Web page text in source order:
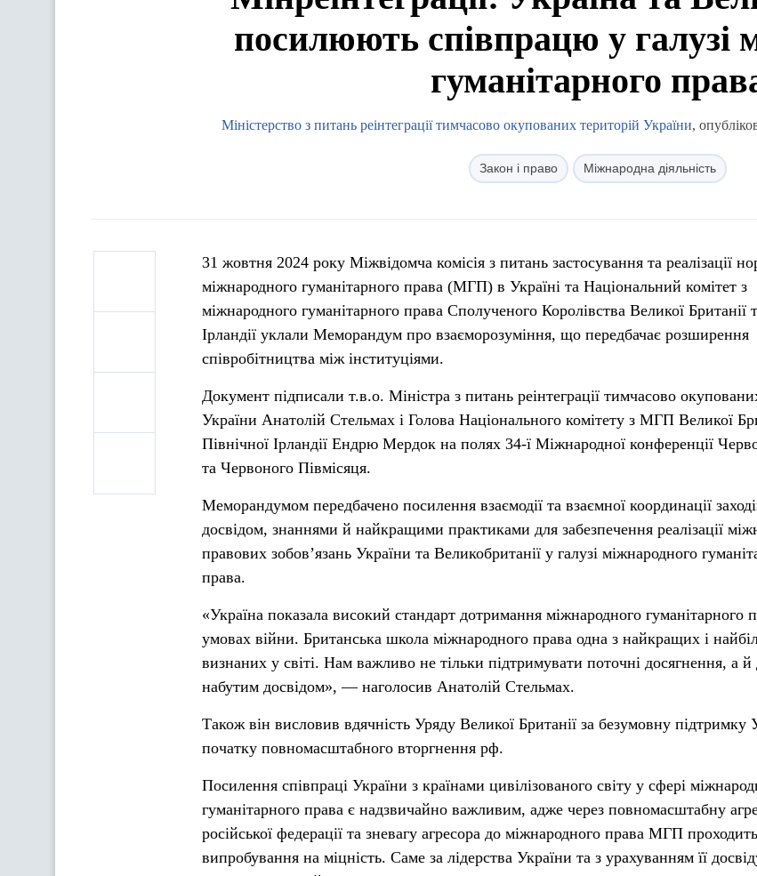
посилюють співпрацю у галузі
гуманітарного
Міністерство з питань реінтеграції тимчасово окупованих територій України,
Закон і право Міжнародна діяльність
31 жовтня 2024 року Міжвідомча комісія з питань застосування та реалізації
міжнародного гуманітарного права (МГП) в Україні та Національний комітет з
міжнародного гуманітарного права Сполученого Королівства Великої Британії
Ірландії уклали Меморандум про взаєморозуміння, що передбачає розширення
співробітництва між інституціями.
Документ підписали т.в.о. Міністра з питань реінтеграції тимчасово
України Анатолій Стельмах і Голова Національного комітету з МГП Великої
Північної Ірландії Ендрю Мердок на полях 34-ї Міжнародної конференції
та Червоного Півмісяця.
Меморандумом передбачено посилення взаємодії та взаємної координації
досвідом, знаннями й найкращими практиками для забезпечення реалізації
правових зобов’язань України та Великобританії у галузі міжнародного
права.
«Україна показала високий стандарт дотримання міжнародного гуманітарного
умовах війни. Британська школа міжнародного права одна з найкращих і
визнаних у світі. Нам важливо не тільки підтримувати поточні досягнення, а й
набутим досвідом», — наголосив Анатолій Стельмах.
Також він висловив вдячність Уряду Великої Британії за безумовну підтримку
початку повномасштабного вторгнення рф.
Посилення співпраці України з країнами цивілізованого світу у сфері
гуманітарного права є надзвичайно важливим, адже через повномасштабну
російської федерації та зневагу агресора до міжнародного права МГП проходить
випробування на міцність. Саме за лідерства України та з урахуванням її